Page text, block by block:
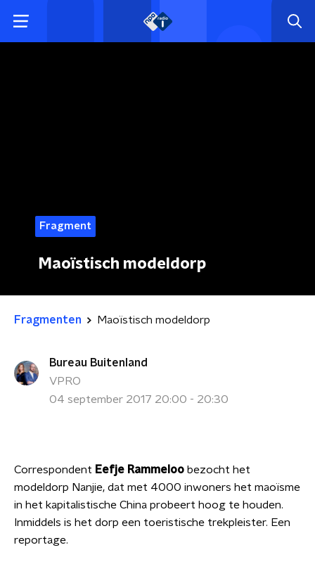
Fragment
Maoïstisch modeldorp
Fragmenten Maoïstisch modeldorp
Bureau Buitenland
VPRO
04 september 2017 20:00 - 20:30
Correspondent Eefje Rammeloo bezocht het
modeldorp Nanjie, dat met 4000 inwoners het maoïsme
in het kapitalistische China probeert hoog te houden.
Inmiddels is het dorp een toeristische trekpleister. Een
reportage.